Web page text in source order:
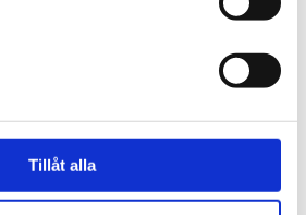
Tillåt alla
produkter